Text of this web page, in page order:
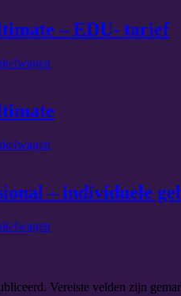
– EDU- tarief
– individuele
Vereiste velden zijn